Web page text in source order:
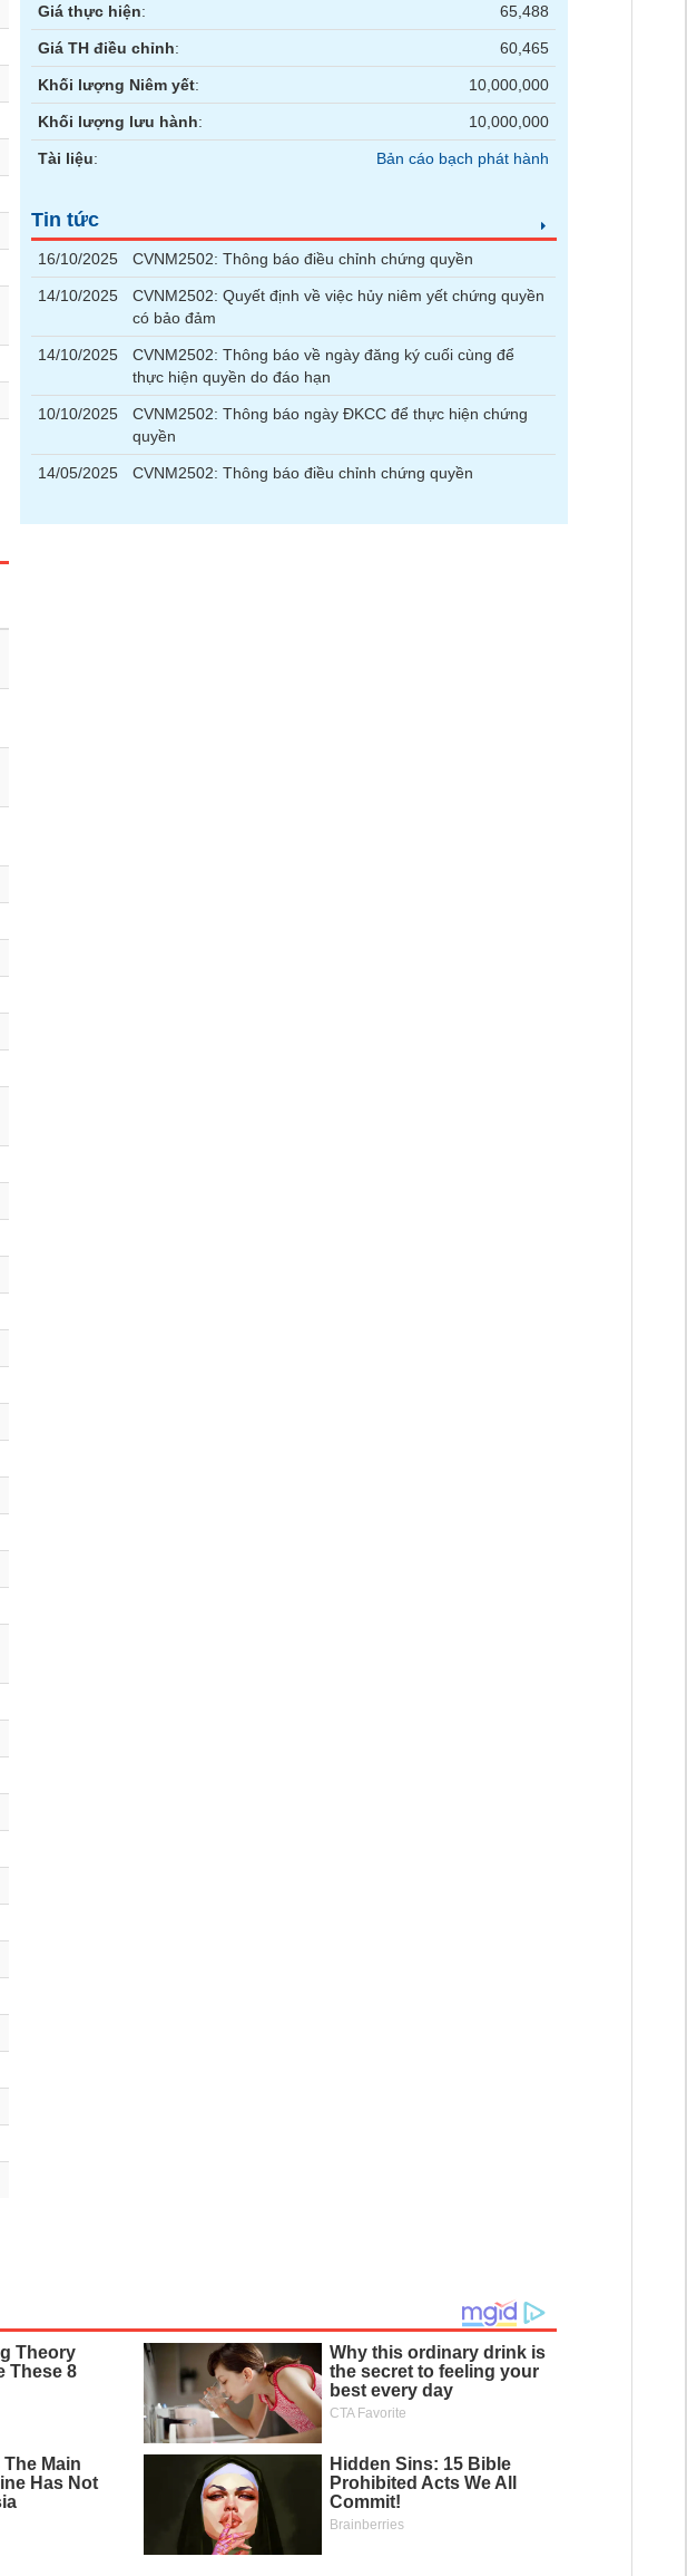
Giá thực hiện: 65,488
Giá TH điều chỉnh: 60,465
Khối lượng Niêm yết: 10,000,000
Khối lượng lưu hành: 10,000,000
Tài liệu: Bản cáo bạch phát hành
Tin tức
16/10/2025 CVNM2502: Thông báo điều chỉnh chứng quyền
14/10/2025
CVNM2502: Quyết định về việc hủy niêm yết chứng quyền
có bảo đảm
14/10/2025
CVNM2502: Thông báo về ngày đăng ký cuối cùng để
thực hiện quyền do đáo hạn
10/10/2025
CVNM2502: Thông báo ngày ĐKCC để thực hiện chứng
quyền
14/05/2025 CVNM2502: Thông báo điều chỉnh chứng quyền